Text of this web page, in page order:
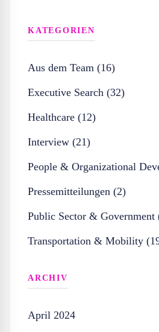
KATEGORIEN
Aus dem Team (16)
Executive Search (32)
Healthcare (12)
Interview (21)
People & Organizational
Pressemitteilungen (2)
Public Sector & Government
Transportation & Mobility
ARCHIV
April 2024